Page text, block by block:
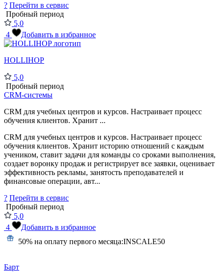
? Перейти в сервис
Пробный период
5,0
4
Добавить в избранное
HOLLIHOP
5,0
Пробный период
CRM-системы
CRM для учебных центров и курсов. Настраивает процесс
обучения клиентов. Хранит ...
CRM для учебных центров и курсов. Настраивает процесс
обучения клиентов. Хранит историю отношений с каждым
учеником, ставит задачи для команды со сроками выполнения,
создает воронку продаж и регистрирует все заявки, оценивает
эффективность рекламы, занятость преподавателей и
финансовые операции, авт...
? Перейти в сервис
Пробный период
5,0
4
Добавить в избранное
50% на оплату первого месяца:INSCALE50
Барт